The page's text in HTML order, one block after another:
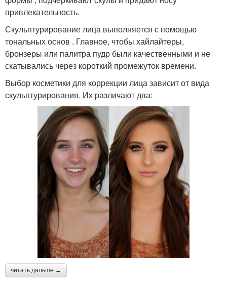
привлекательность.
Скульптурирование лица выполняется с помощью
тональных основ . Главное, чтобы хайлайтеры,
бронзеры или палитра пудр были качественными и не
скатывались через короткий промежуток времени.
Выбор косметики для коррекции лица зависит от вида
скульптурирования. Их различают два:
читать дальше →